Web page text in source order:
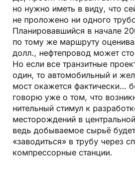
но нужно иметь в виду, что
не проложено ни одного
Планировавшийся в начале
по тому же маршруту
долл., нефтепровод может
Но если все транзитные
один, то автомобильный и
мост ока­жется фактически…
говорю уже о том, что
нительный стимул к
месторождений в
ведь добываемое сырьё
«заводиться» в трубу через
компрессорные станции.